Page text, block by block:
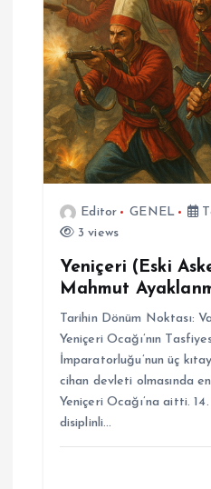
Editor GENEL
3 views
Yeniçeri (Eski
Mahmut
Tarihin Dönüm Noktası:
Yeniçeri Ocağı’nın
İmparatorluğu’nun üç
cihan devleti olmasında
Yeniçeri Ocağı’na aitti.
disiplinli…